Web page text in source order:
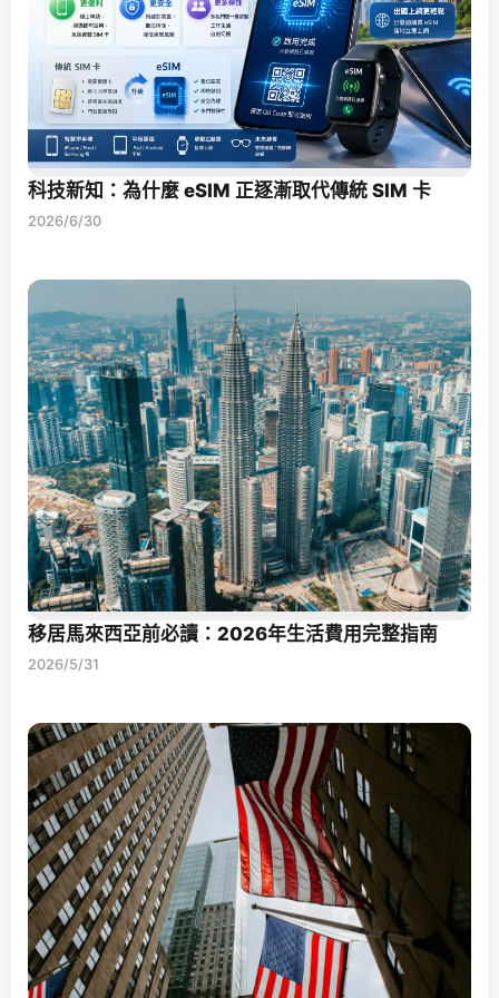
科技新知：為什麼 eSIM 正逐漸取代傳統 SIM 卡
2026/6/30
移居馬來西亞前必讀：2026年生活費用完整指南
2026/5/31